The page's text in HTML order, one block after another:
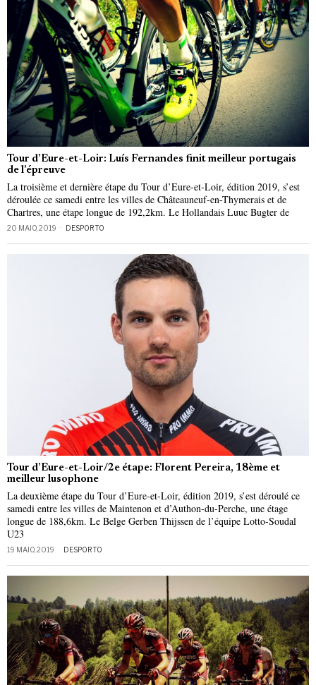
Tour d’Eure-et-Loir: Luís Fernandes finit meilleur portugais
de l’épreuve
La troisième et dernière étape du Tour d’Eure-et-Loir, édition 2019, s’est
déroulée ce samedi entre les villes de Châteauneuf-en-Thymerais et de
Chartres, une étape longue de 192,2km. Le Hollandais Luuc Bugter de
20 MAIO, 2019 DESPORTO
Tour d’Eure-et-Loir/2e étape: Florent Pereira, 18ème et
meilleur lusophone
La deuxième étape du Tour d’Eure-et-Loir, édition 2019, s’est déroulé ce
samedi entre les villes de Maintenon et d’Authon-du-Perche, une étage
longue de 188,6km. Le Belge Gerben Thijssen de l’équipe Lotto-Soudal
U23
19 MAIO, 2019 DESPORTO